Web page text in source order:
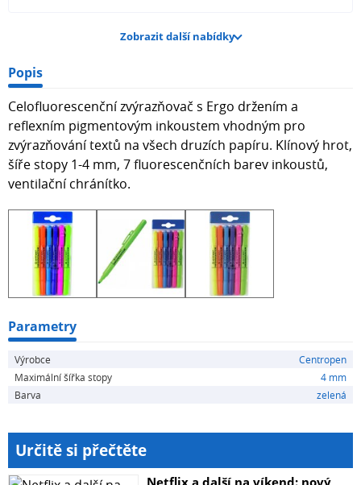
Zobrazit další nabídky
Popis
Celofluorescenční zvýrazňovač s Ergo držením a
reflexním pigmentovým inkoustem vhodným pro
zvýrazňování textů na všech druzích papíru. Klínový hrot,
šíře stopy 1-4 mm, 7 fluorescenčních barev inkoustů,
ventilační chránítko.
Parametry
Výrobce
Centropen
Maximální šířka stopy
4 mm
Barva
zelená
Určitě si přečtěte